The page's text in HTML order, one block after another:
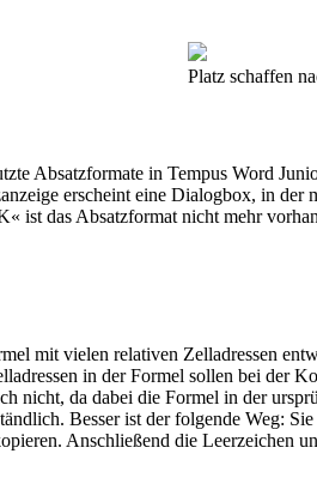
Platz schaffen
Absatzformate in Tempus Word
erscheint eine Dialogbox, in
ist das Absatzformat nicht mehr
mit vielen relativen Zelladressen
in der Formel sollen bei
nicht, da dabei die Formel in der
Besser ist der folgende Weg:
Anschließend die